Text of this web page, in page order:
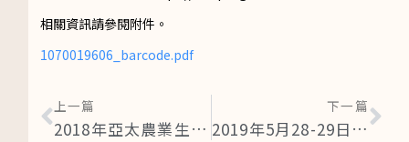
相關資訊請參閱附件。
1070019606_barcode.pdf
上一篇
2018年亞太農業生物資源開發與利用國際研討會
下一篇
2019年5月28-29日智慧農業應用於環境友善及消費者導向之糧食生產國際研討會